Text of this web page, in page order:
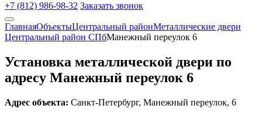
+7 (812) 986-98-32 Заказать звонок
ГлавнаяОбъектыЦентральный районМеталлические двери
Центральный район СПбМанежный переулок 6
Установка металлической двери по
адресу Манежный переулок 6
Адрес объекта: Санкт-Петербург, Манежный переулок, 6